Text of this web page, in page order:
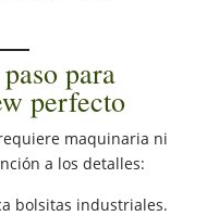
para
perfecto
maquinaria ni
a los detalles:
bolsitas industriales.